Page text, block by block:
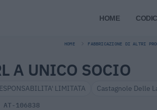
HOME
HOME FABBRICAZIONE DI ALTRI
A UNICO SOCIO
LIMITATA Castagnole Delle
AT-106838